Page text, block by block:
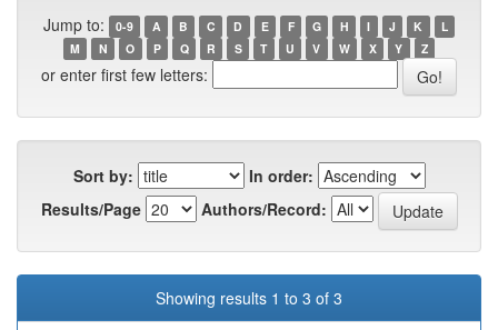
Jump to: 0-9 A B C D E F G H I J K
L
M
N O P Q R S T U V W X Y Z
or enter first few letters:
Sort by:
In order:
Results/Page
Authors/Record:
Showing results 1 to 3 of 3